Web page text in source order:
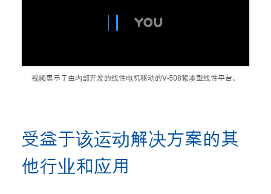
视频展示了由内部开发的线性电机驱动的V-508紧凑型线性平台。
受益于该运动解决方案的其
他行业和应用